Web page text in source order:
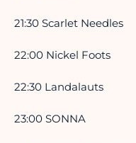
21:30 Scarlet Needles
22:00 Nickel Foots
22:30 Landalauts
23:00 SONNA